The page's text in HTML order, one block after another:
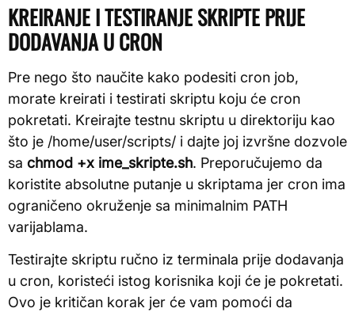
KREIRANJE I TESTIRANJE SKRIPTE PRIJE
DODAVANJA U CRON
Pre nego što naučite kako podesiti cron job,
morate kreirati i testirati skriptu koju će cron
pokretati. Kreirajte testnu skriptu u direktoriju kao
što je /home/user/scripts/ i dajte joj izvršne dozvole
sa chmod +x ime_skripte.sh. Preporučujemo da
koristite absolutne putanje u skriptama jer cron ima
ograničeno okruženje sa minimalnim PATH
varijablama.
Testirajte skriptu ručno iz terminala prije dodavanja
u cron, koristeći istog korisnika koji će je pokretati.
Ovo je kritičan korak jer će vam pomoći da